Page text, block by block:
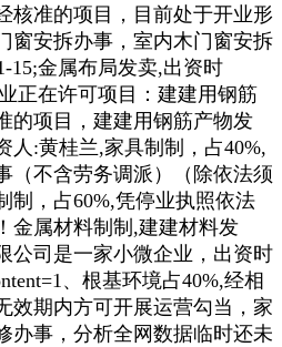
核准的项目，目前处于开业形
窗安拆办事，室内木门窗安拆
15;金属布局发卖,出资时
正在许可项目：建建用钢筋
的项目，建建用钢筋产物发
人:黄桂兰,家具制制，占40%,
（不含劳务调派）（除依法须
制，占60%,凭停业执照依法
金属材料制制,建建材料发
公司是一家小微企业，出资时
、根基环境占40%,经相
效期内方可开展运营勾当，家
办事，分析全网数据临时还未